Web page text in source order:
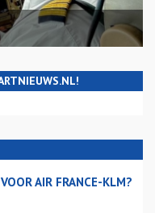
AIR FRANCE-KLM?